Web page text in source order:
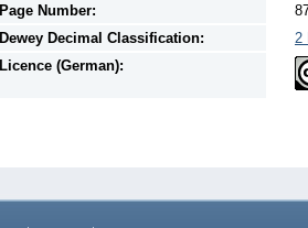
Page Number:
Dewey Decimal Classification:
2
Licence (German):